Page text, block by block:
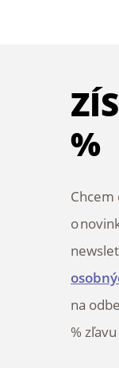
%
o
na
%